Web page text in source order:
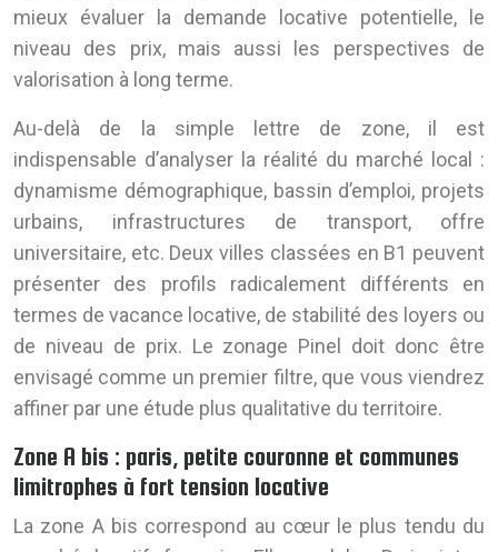
mieux évaluer la demande locative potentielle, le
niveau des prix, mais aussi les perspectives de
valorisation à long terme.
Au-delà de la simple lettre de zone, il est
indispensable d’analyser la réalité du marché local :
dynamisme démographique, bassin d’emploi, projets
urbains, infrastructures de transport, offre
universitaire, etc. Deux villes classées en B1 peuvent
présenter des profils radicalement différents en
termes de vacance locative, de stabilité des loyers ou
de niveau de prix. Le zonage Pinel doit donc être
envisagé comme un premier filtre, que vous viendrez
affiner par une étude plus qualitative du territoire.
Zone A bis : paris, petite couronne et communes
limitrophes à fort tension locative
La zone A bis correspond au cœur le plus tendu du